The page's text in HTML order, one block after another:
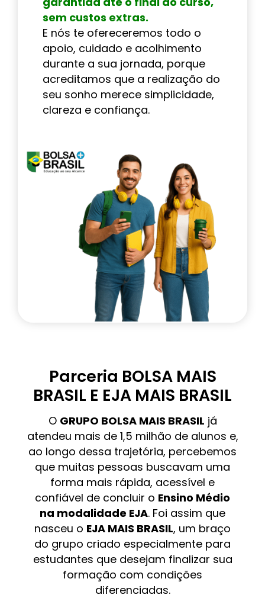
sem custos extras.
E nós te ofereceremos todo o
apoio, cuidado e acolhimento
durante a sua jornada, porque
acreditamos que a realização do
seu sonho merece simplicidade,
clareza e confiança.
Parceria BOLSA MAIS
BRASIL E EJA MAIS BRASIL
O GRUPO BOLSA MAIS BRASIL já
atendeu mais de 1,5 milhão de alunos e,
ao longo dessa trajetória, percebemos
que muitas pessoas buscavam uma
forma mais rápida, acessível e
confiável de concluir o Ensino Médio
na modalidade EJA. Foi assim que
nasceu o EJA MAIS BRASIL, um braço
do grupo criado especialmente para
estudantes que desejam finalizar sua
formação com condições
diferenciadas.